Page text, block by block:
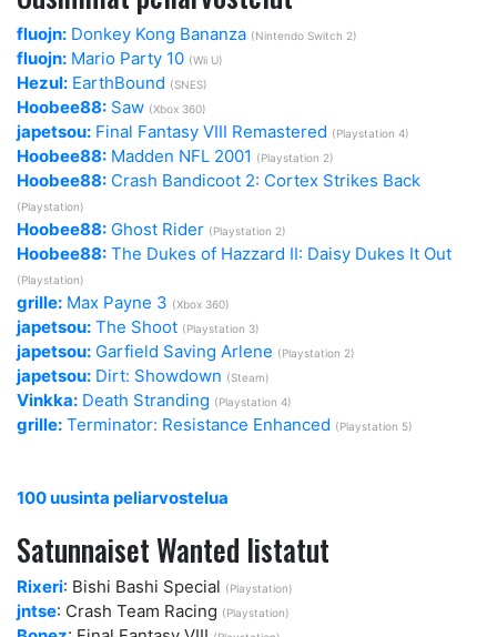
fluojn: Donkey Kong Bananza (Nintendo Switch 2)
fluojn: Mario Party 10 (Wii U)
Hezul: EarthBound (SNES)
Hoobee88: Saw (Xbox 360)
japetsou: Final Fantasy VIII Remastered (Playstation 4)
Hoobee88: Madden NFL 2001 (Playstation 2)
Hoobee88: Crash Bandicoot 2: Cortex Strikes Back
(Playstation)
Hoobee88: Ghost Rider (Playstation 2)
Hoobee88: The Dukes of Hazzard II: Daisy Dukes It Out
(Playstation)
grille: Max Payne 3 (Xbox 360)
japetsou: The Shoot (Playstation 3)
japetsou: Garfield Saving Arlene (Playstation 2)
japetsou: Dirt: Showdown (Steam)
Vinkka: Death Stranding (Playstation 4)
grille: Terminator: Resistance Enhanced (Playstation 5)
100 uusinta peliarvostelua
Satunnaiset Wanted listatut
Rixeri: Bishi Bashi Special (Playstation)
jntse: Crash Team Racing (Playstation)